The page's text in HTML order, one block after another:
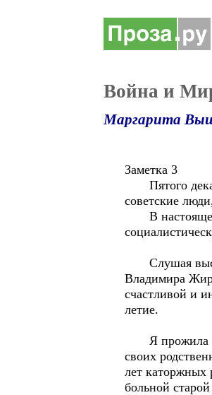
Война и
Маргарита
Заметка 3
Пятого
советские
В настоящее
Слушая
Владимира
счастливой и
летие.
Я прожила не
своих
лет каторжных
больной